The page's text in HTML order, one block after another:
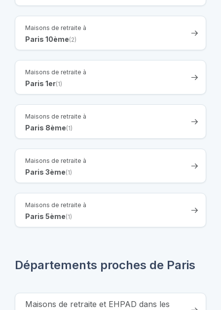
Maisons de retraite à
Paris 10ème(2)
Maisons de retraite à
Paris 1er(1)
Maisons de retraite à
Paris 8ème(1)
Maisons de retraite à
Paris 3ème(1)
Maisons de retraite à
Paris 5ème(1)
Départements proches de Paris
Maisons de retraite et EHPAD dans les